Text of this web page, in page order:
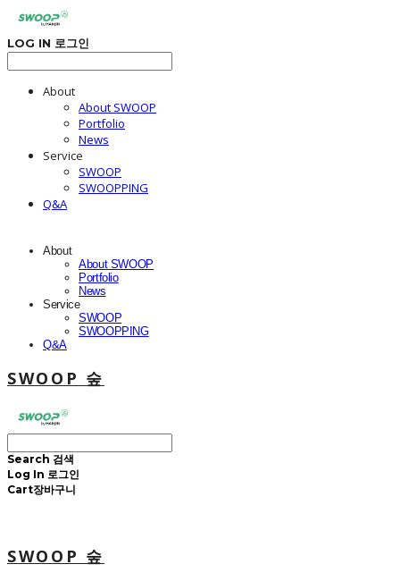
LOG IN 로그인
About
About SWOOP
Portfolio
News
Service
SWOOP
SWOOPPING
Q&A
About
About SWOOP
Portfolio
News
Service
SWOOP
SWOOPPING
Q&A
SWOOP 숲
Search 검색
Log In 로그인
Cart장바구니
SWOOP 숲